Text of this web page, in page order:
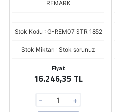
REMARK
Stok Kodu : G-REM07 STR 1852
Stok Miktarı : Stok sorunuz
Fiyat
16.246,35 TL
- +